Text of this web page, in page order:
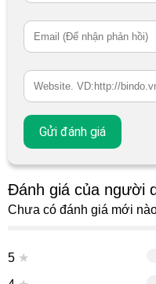
Đánh giá của người
Chưa có đánh giá mới
5 ★